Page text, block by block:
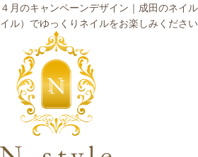
４月のキャンペーンデザイン｜成田のネイ
イル）でゆっくりネイルをお楽しみください